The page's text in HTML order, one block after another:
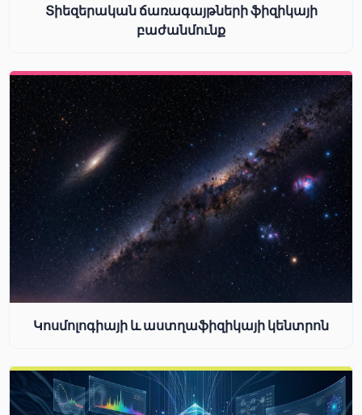
Տիեզերական ճառագայթների ֆիզիկայի
բաժանմունք
Կոսմոլոգիայի և աստղաֆիզիկայի կենտրոն